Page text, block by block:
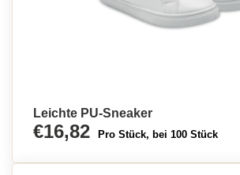
Leichte PU-Sneaker
€16,82 Pro Stück, bei 100 Stück